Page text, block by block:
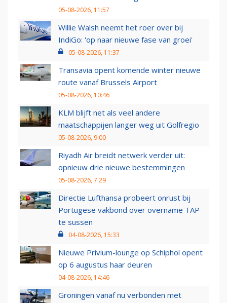
05-08-2026, 11:57
Willie Walsh neemt het roer over bij
IndiGo: 'op naar nieuwe fase van groei'
05-08-2026, 11:37
Transavia opent komende winter nieuwe
route vanaf Brussels Airport
05-08-2026, 10:46
KLM blijft net als veel andere
maatschappijen langer weg uit Golfregio
05-08-2026, 9:00
Riyadh Air breidt netwerk verder uit:
opnieuw drie nieuwe bestemmingen
05-08-2026, 7:29
Directie Lufthansa probeert onrust bij
Portugese vakbond over overname TAP
te sussen
04-08-2026, 15:33
Nieuwe Privium-lounge op Schiphol opent
op 6 augustus haar deuren
04-08-2026, 14:46
Groningen vanaf nu verbonden met